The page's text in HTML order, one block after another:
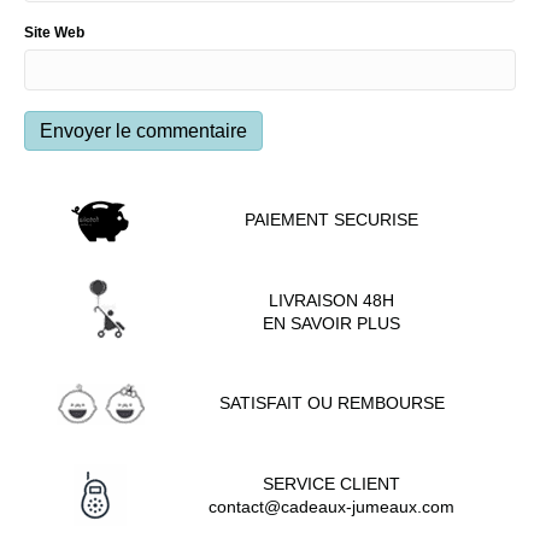
Site Web
PAIEMENT SECURISE
LIVRAISON 48H
EN SAVOIR PLUS
SATISFAIT OU REMBOURSE
SERVICE CLIENT
contact@cadeaux-jumeaux.com